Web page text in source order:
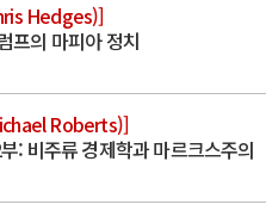
Hedges)]
프의 마피아 정치
Roberts)]
: 비주류 경제학과 마르크스주의